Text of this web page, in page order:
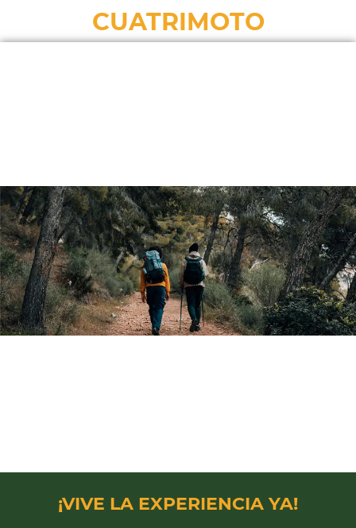
CUATRIMOTO
¡VIVE LA EXPERIENCIA YA!